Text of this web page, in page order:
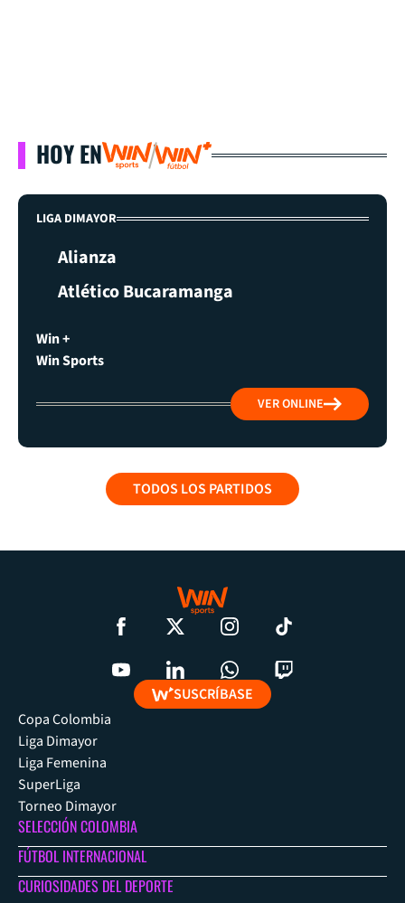
HOY EN
LIGA DIMAYOR
Alianza
Atlético Bucaramanga
Win +
Win Sports
VER ONLINE
TODOS LOS PARTIDOS
SUSCRÍBASE
Copa Colombia
Liga Dimayor
Liga Femenina
SuperLiga
Torneo Dimayor
SELECCIÓN COLOMBIA
FÚTBOL INTERNACIONAL
CURIOSIDADES DEL DEPORTE